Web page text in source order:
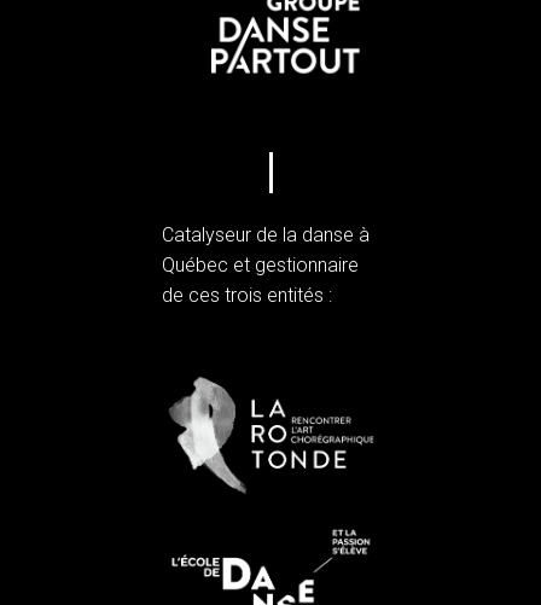
Catalyseur de la danse à
Québec et gestionnaire
de ces trois entités :